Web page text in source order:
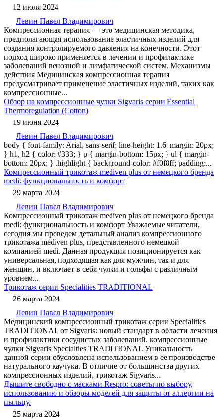
12 июля 2024
Левин Павел Владимирович
Компрессионная терапия — это медицинская методика,
предполагающая использование эластичных изделий для
создания контролируемого давления на конечности. Этот
подход широко применяется в лечении и профилактике
заболеваний венозной и лимфатической систем. Механизмы
действия Медицинская компрессионная терапия
предусматривает применение эластичных изделий, таких как
компрессионные...
Обзор на компрессионные чулки Sigvaris серии Essential
Thermoregulation (Cotton)
19 июня 2024
Левин Павел Владимирович
body { font-family: Arial, sans-serif; line-height: 1.6; margin: 20px;
} h1, h2 { color: #333; } p { margin-bottom: 15px; } ul { margin-
bottom: 20px; } .highlight { background-color: #f0f8ff; padding:...
Компрессионный трикотаж mediven plus от немецкого бренда
medi: функциональность и комфорт
29 марта 2024
Левин Павел Владимирович
Компрессионный трикотаж mediven plus от немецкого бренда
medi: функциональность и комфорт Уважаемые читатели,
сегодня мы проведем детальный анализ компрессионного
трикотажа mediven plus, представленного немецкой
компанией medi. Данная продукция позиционируется как
универсальная, подходящая как для мужчин, так и для
женщин, и включает в себя чулки и гольфы с различным
уровнем...
Трикотаж серии Specialities TRADITIONAL
26 марта 2024
Левин Павел Владимирович
Медицинский компрессионный трикотаж серии Specialities
TRADITIONAL от Sigvaris: новый стандарт в области лечения
и профилактики сосудистых заболеваний. компрессионные
чулки Sigvaris Specialties TRADITIONAL Уникальность
данной серии обусловлена использованием в ее производстве
натурального каучука. В отличие от большинства других
компрессионных изделий, трикотаж Sigvaris...
Дышите свободно с масками Respro: советы по выбору,
использованию и обзоры моделей для защиты от аллергии на
пыльцу.
25 марта 2024